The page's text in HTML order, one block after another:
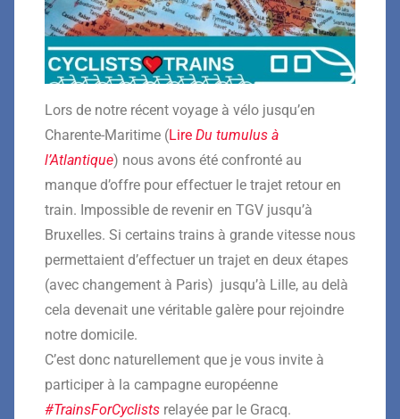
Lors de notre récent voyage à vélo jusqu’en
Charente-Maritime (Lire Du tumulus à
l’Atlantique) nous avons été confronté au
manque d’offre pour effectuer le trajet retour en
train. Impossible de revenir en TGV jusqu’à
Bruxelles. Si certains trains à grande vitesse nous
permettaient d’effectuer un trajet en deux étapes
(avec changement à Paris) jusqu’à Lille, au delà
cela devenait une véritable galère pour rejoindre
notre domicile.
C’est donc naturellement que je vous invite à
participer à la campagne européenne
#TrainsForCyclists relayée par le Gracq.